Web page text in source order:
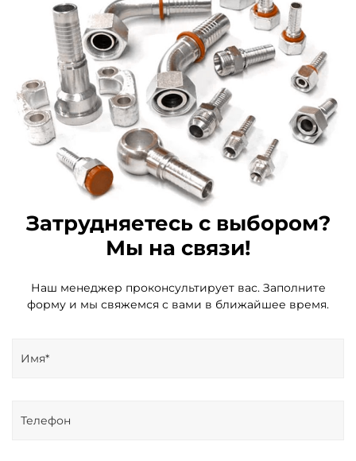
Затрудняетесь с выбором?
Мы на связи!
Наш менеджер проконсультирует вас. Заполните
форму и мы свяжемся с вами в ближайшее время.